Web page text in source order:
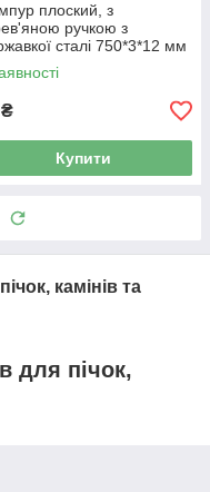
плоский, з
ручкою з
сталі 750*3*12 мм
₴
Купити
камінів та
для пічок,